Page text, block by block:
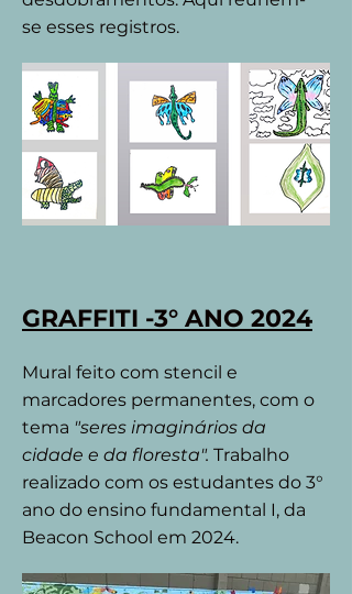
se esses registros.
GRAFFITI -3° ANO 2024
Mural feito com stencil e
marcadores permanentes, com o
tema "seres imaginários da
cidade e da floresta". Trabalho
realizado com os estudantes do 3°
ano do ensino fundamental I, da
Beacon School em 2024.